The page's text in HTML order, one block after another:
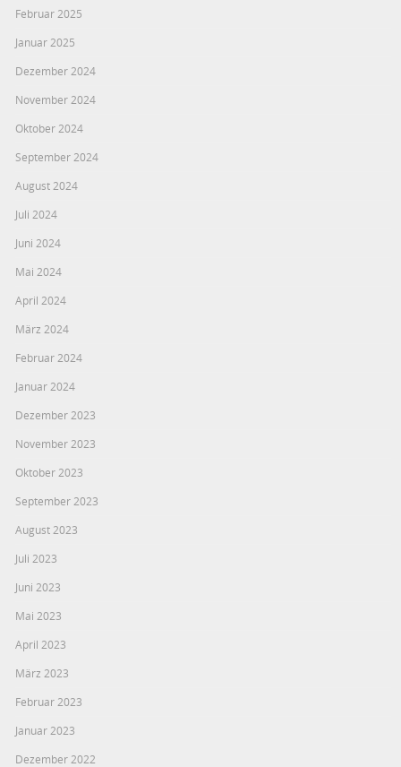
Februar 2025
Januar 2025
Dezember 2024
November 2024
Oktober 2024
September 2024
August 2024
Juli 2024
Juni 2024
Mai 2024
April 2024
März 2024
Februar 2024
Januar 2024
Dezember 2023
November 2023
Oktober 2023
September 2023
August 2023
Juli 2023
Juni 2023
Mai 2023
April 2023
März 2023
Februar 2023
Januar 2023
Dezember 2022